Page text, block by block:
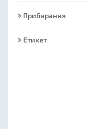
Прибирання
Етикет